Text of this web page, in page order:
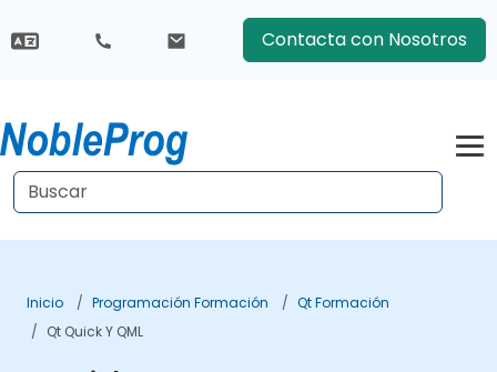
Contacta con Nosotros
Inicio Programación Formación
Qt Formación
Qt Quick Y QML